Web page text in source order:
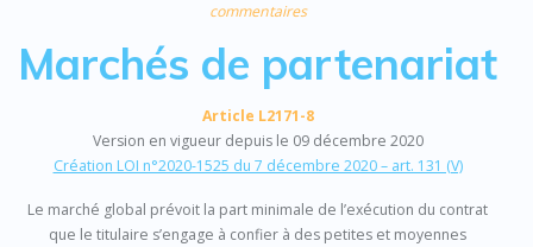
commentaires
Marchés de partenariat
Article L2171-8
Version en vigueur depuis le 09 décembre 2020
Création LOI n°2020-1525 du 7 décembre 2020 – art. 131 (V)
Le marché global prévoit la part minimale de l’exécution du contrat
que le titulaire s’engage à confier à des petites et moyennes